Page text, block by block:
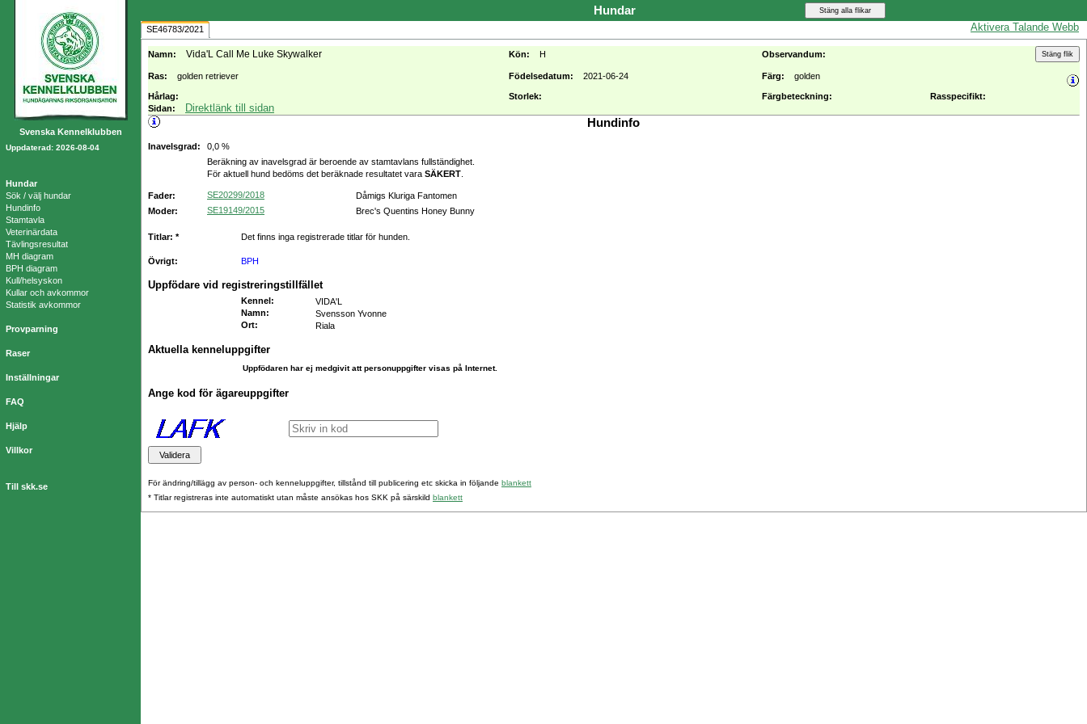
Svenska Kennelklubben
Uppdaterad: 2026-08-04
Hundar
Sök / välj hundar
Hundinfo
Stamtavla
Veterinärdata
Tävlingsresultat
MH diagram
BPH diagram
Kull/helsyskon
Kullar och avkommor
Statistik avkommor
Provparning
Raser
Inställningar
FAQ
Hjälp
Villkor
Till skk.se
Hundar
Aktivera Talande Webb
SE46783/2021
Namn: Vida'L Call Me Luke Skywalker Kön: H Observandum:
Ras: golden retriever Födelsedatum: 2021-06-24 Färg: golden
Hårlag: Storlek: Färgbeteckning:
Rasspecifikt:
Sidan:
Direktlänk till sidan
Hundinfo
Inavelsgrad:
0,0 %
Beräkning av inavelsgrad är beroende av stamtavlans fullständighet.
För aktuell hund bedöms det beräknade resultatet vara SÄKERT
Fader: SE20299/2018
Dåmigs Kluriga Fantomen
Moder:
SE19149/2015 Brec's Quentins Honey Bunny
Titlar: * Det finns inga registrerade titlar för hunden.
Övrigt: BPH
Uppfödare vid registreringstillfället
Kennel :
VIDA'L
Namn:
Svensson Yvonne
Ort: Riala
Aktuella kenneluppgifter
Uppfödaren har ej medgivit att personuppgifter visas på Internet.
Ange kod för ägareuppgifter
För ändring/tillägg av person- och kenneluppgifter, tillstånd till publicering etc skicka in följande blankett
* Titlar registreras inte automatiskt utan måste ansökas hos SKK på särskild blankett